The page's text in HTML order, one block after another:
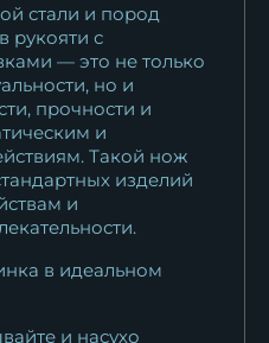
стали и пород
рукояти с
— это не только
но и
прочности и
и
Такой нож
изделий
и
в идеальном
и насухо